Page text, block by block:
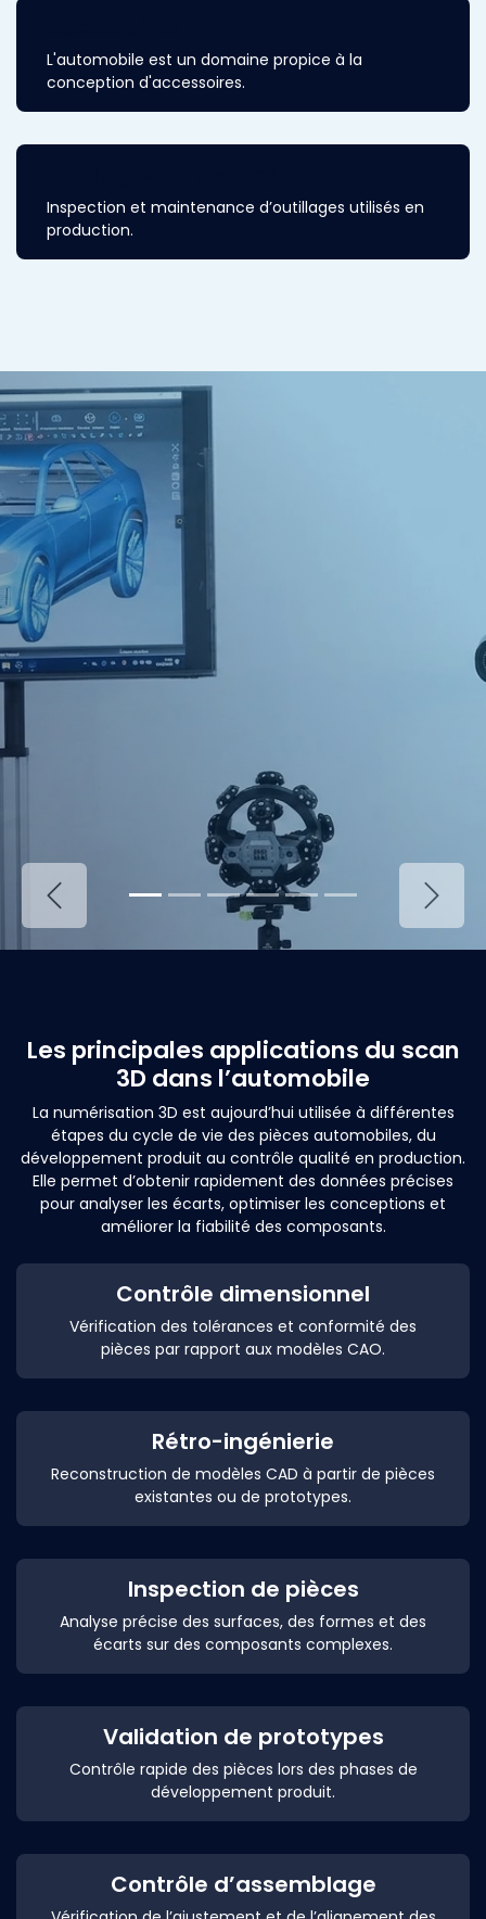
L'automobile est un domaine propice à la
conception d'accessoires.
Inspection et maintenance d’outillages utilisés en
production.
Précédent Suivant
Les principales applications du scan
3D dans l’automobile
La numérisation 3D est aujourd’hui utilisée à différentes
étapes du cycle de vie des pièces automobiles, du
développement produit au contrôle qualité en production.
Elle permet d’obtenir rapidement des données précises
pour analyser les écarts, optimiser les conceptions et
améliorer la fiabilité des composants.
Contrôle dimensionnel
Vérification des tolérances et conformité des
pièces par rapport aux modèles CAO.
Rétro-ingénierie
Reconstruction de modèles CAD à partir de pièces
existantes ou de prototypes.
Inspection de pièces
Analyse précise des surfaces, des formes et des
écarts sur des composants complexes.
Validation de prototypes
Contrôle rapide des pièces lors des phases de
développement produit.
Contrôle d’assemblage